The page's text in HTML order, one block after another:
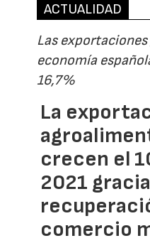
ACTUALIDAD
Las
economía
16,7%
La
crecen el
2021
comercio